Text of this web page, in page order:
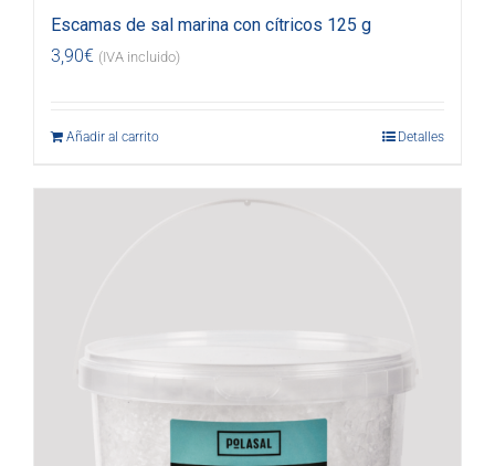
Escamas de sal marina con cítricos 125 g
3,90€ (IVA incluido)
Añadir al carrito Detalles